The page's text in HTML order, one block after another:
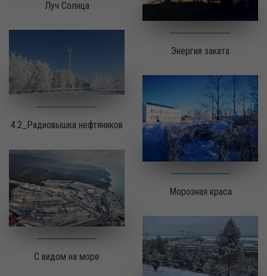
Луч Солнца
4.2_Радиовышка нефтяников
Энергия заката
С видом на море
Морозная краса